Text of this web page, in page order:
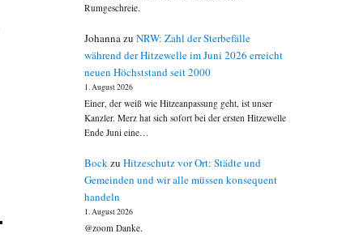
Rumgeschreie.
JohannazuNRW: Zahl der Sterbefälle
während der Hitzewelle im Juni 2026 erreicht
neuen Höchststand seit 2000
1. August 2026
Einer, der weiß wie Hitzeanpassung geht, ist unser
Kanzler. Merz hat sich sofort bei der ersten Hitzewelle
Ende Juni eine…
BockzuHitzeschutz vor Ort: Städte und
Gemeinden und wir alle müssen konsequent
handeln
1. August 2026
@zoom Danke.